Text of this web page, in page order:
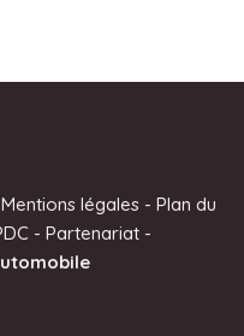
Mentions légales - Plan du
- Partenariat -